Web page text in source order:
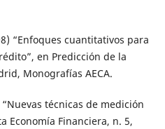
“Enfoques cuantitativos para
en Predicción de la
Monografías AECA.
“Nuevas técnicas de medición
Economía Financiera, n. 5,